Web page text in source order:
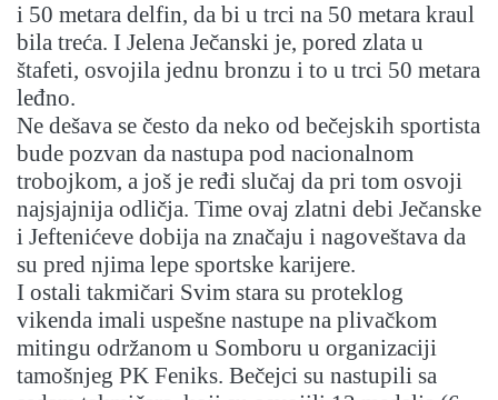
i 50 metara delfin, da bi u trci na 50 metara kraul
bila treća. I Jelena Ječanski je, pored zlata u
štafeti, osvojila jednu bronzu i to u trci 50 metara
leđno.
Ne dešava se često da neko od bečejskih sportista
bude pozvan da nastupa pod nacionalnom
trobojkom, a još je ređi slučaj da pri tom osvoji
najsjajnija odličja. Time ovaj zlatni debi Ječanske
i Jeftenićeve dobija na značaju i nagoveštava da
su pred njima lepe sportske karijere.
I ostali takmičari Svim stara su proteklog
vikenda imali uspešne nastupe na plivačkom
mitingu održanom u Somboru u organizaciji
tamošnjeg PK Feniks. Bečejci su nastupili sa